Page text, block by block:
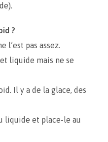
?
l’est pas assez.
liquide mais ne se
Il y a de la glace, des
liquide et place-le au